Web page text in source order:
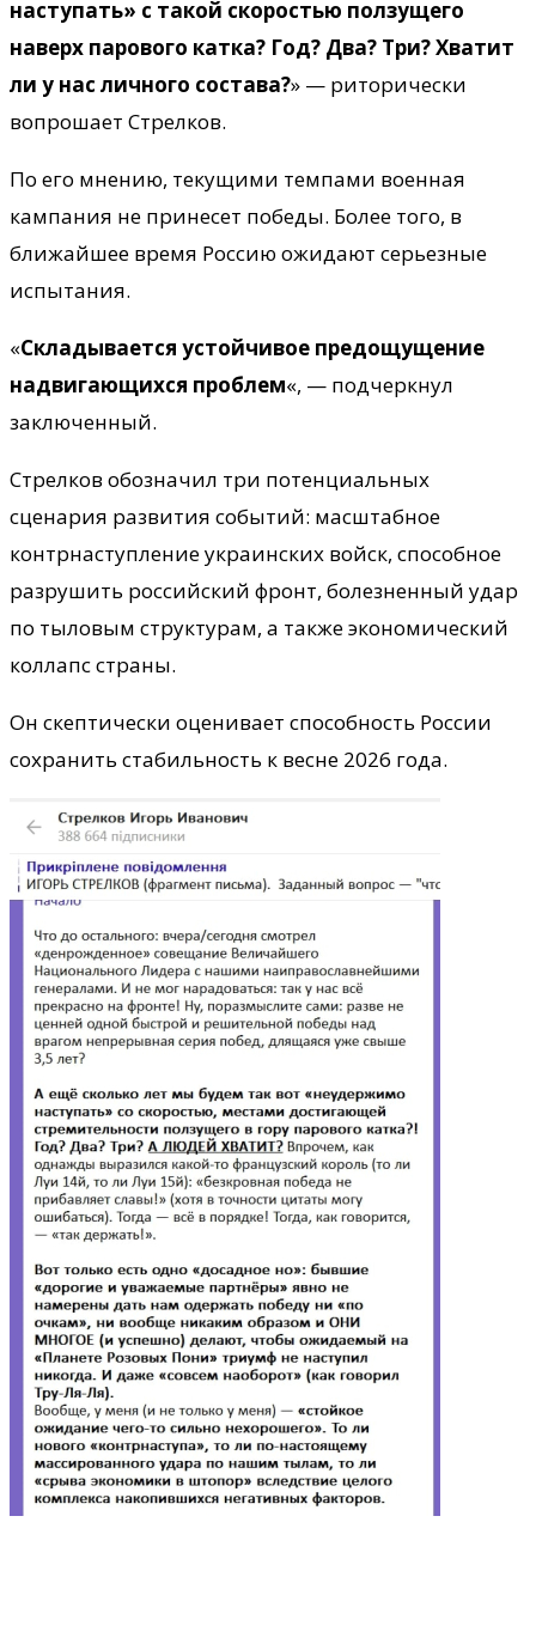
наступать» с такой скоростью ползущего
наверх парового катка? Год? Два? Три? Хватит
ли у нас личного состава?» — риторически
вопрошает Стрелков.
По его мнению, текущими темпами военная
кампания не принесет победы. Более того, в
ближайшее время Россию ожидают серьезные
испытания.
«Складывается устойчивое предощущение
надвигающихся проблем«, — подчеркнул
заключенный.
Стрелков обозначил три потенциальных
сценария развития событий: масштабное
контрнаступление украинских войск, способное
разрушить российский фронт, болезненный удар
по тыловым структурам, а также экономический
коллапс страны.
Он скептически оценивает способность России
сохранить стабильность к весне 2026 года.